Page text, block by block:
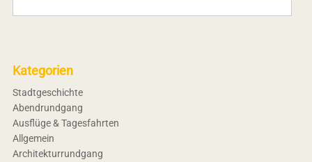
Kategorien
Stadtgeschichte
Abendrundgang
Ausflüge & Tagesfahrten
Allgemein
Architekturrundgang